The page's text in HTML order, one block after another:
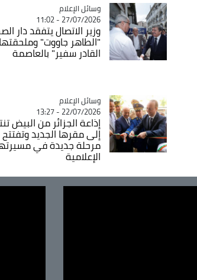
Catégorie
وسائل الإعلام
27/07/2026 - 11:02
وزير الاتصال يتفقد دار
"الطاهر جاووت"
القادر سفير" بالعاصمة
Catégorie
وسائل الإعلام
22/07/2026 - 13:27
إذاعة الجزائر من البيض
إلى مقرها الجديد وتفتتح
مرحلة جديدة في
الإعلامية